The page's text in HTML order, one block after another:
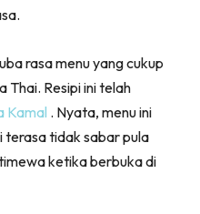
rasa menu yang cukup
Thai. Resipi ini telah
Kamal . Nyata, menu ini
terasa tidak sabar pula
ketika berbuka di